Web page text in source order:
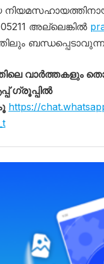
അല്ലെങ്കിൽ
വാർത്തകളും
ഗ്രൂപ്പിൽ
https://